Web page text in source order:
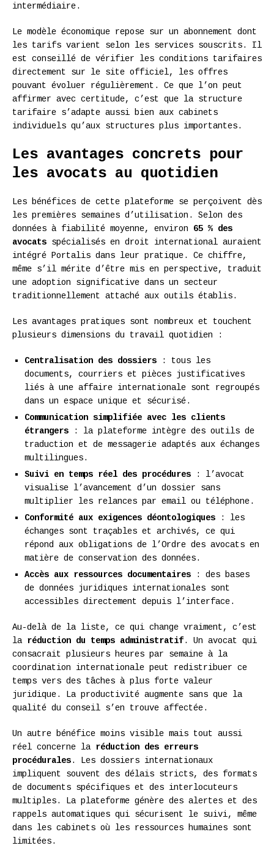
intermédiaire.
Le modèle économique repose sur un abonnement dont
les tarifs varient selon les services souscrits. Il
est conseillé de vérifier les conditions tarifaires
directement sur le site officiel, les offres
pouvant évoluer régulièrement. Ce que l’on peut
affirmer avec certitude, c’est que la structure
tarifaire s’adapte aussi bien aux cabinets
individuels qu’aux structures plus importantes.
Les avantages concrets pour
les avocats au quotidien
Les bénéfices de cette plateforme se perçoivent dès
les premières semaines d’utilisation. Selon des
données à fiabilité moyenne, environ 65 % des
avocats spécialisés en droit international auraient
intégré Portalis dans leur pratique. Ce chiffre,
même s’il mérite d’être mis en perspective, traduit
une adoption significative dans un secteur
traditionnellement attaché aux outils établis.
Les avantages pratiques sont nombreux et touchent
plusieurs dimensions du travail quotidien :
Centralisation des dossiers : tous les
documents, courriers et pièces justificatives
liés à une affaire internationale sont regroupés
dans un espace unique et sécurisé.
Communication simplifiée avec les clients
étrangers : la plateforme intègre des outils de
traduction et de messagerie adaptés aux échanges
multilingues.
Suivi en temps réel des procédures : l’avocat
visualise l’avancement d’un dossier sans
multiplier les relances par email ou téléphone.
Conformité aux exigences déontologiques : les
échanges sont traçables et archivés, ce qui
répond aux obligations de l’Ordre des avocats en
matière de conservation des données.
Accès aux ressources documentaires : des bases
de données juridiques internationales sont
accessibles directement depuis l’interface.
Au-delà de la liste, ce qui change vraiment, c’est
la réduction du temps administratif. Un avocat qui
consacrait plusieurs heures par semaine à la
coordination internationale peut redistribuer ce
temps vers des tâches à plus forte valeur
juridique. La productivité augmente sans que la
qualité du conseil s’en trouve affectée.
Un autre bénéfice moins visible mais tout aussi
réel concerne la réduction des erreurs
procédurales. Les dossiers internationaux
impliquent souvent des délais stricts, des formats
de documents spécifiques et des interlocuteurs
multiples. La plateforme génère des alertes et des
rappels automatiques qui sécurisent le suivi, même
dans les cabinets où les ressources humaines sont
limitées.